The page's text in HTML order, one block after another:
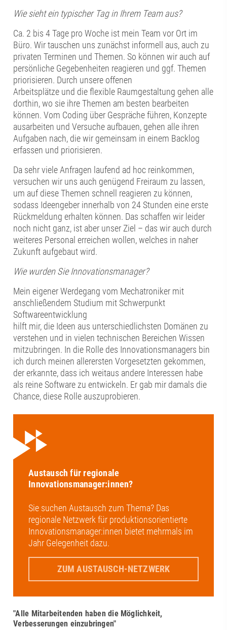
Wie sieht ein typischer Tag in Ihrem Team aus?
Ca. 2 bis 4 Tage pro Woche ist mein Team vor Ort im
Büro. Wir tauschen uns zunächst informell aus, auch zu
privaten Terminen und Themen. So können wir auch auf
persönliche Gegebenheiten reagieren und ggf. Themen
priorisieren. Durch unsere offenen
Arbeitsplätze und die flexible Raumgestaltung gehen alle
dorthin, wo sie ihre Themen am besten bearbeiten
können. Vom Coding über Gespräche führen, Konzepte
ausarbeiten und Versuche aufbauen, gehen alle ihren
Aufgaben nach, die wir gemeinsam in einem Backlog
erfassen und priorisieren.
Da sehr viele Anfragen laufend ad hoc reinkommen,
versuchen wir uns auch genügend Freiraum zu lassen,
um auf diese Themen schnell reagieren zu können,
sodass Ideengeber innerhalb von 24 Stunden eine erste
Rückmeldung erhalten können. Das schaffen wir leider
noch nicht ganz, ist aber unser Ziel – das wir auch durch
weiteres Personal erreichen wollen, welches in naher
Zukunft aufgebaut wird.
Wie wurden Sie Innovationsmanager?
Mein eigener Werdegang vom Mechatroniker mit
anschließendem Studium mit Schwerpunkt
Softwareentwicklung
hilft mir, die Ideen aus unterschiedlichsten Domänen zu
verstehen und in vielen technischen Bereichen Wissen
mitzubringen. In die Rolle des Innovationsmanagers bin
ich durch meinen allerersten Vorgesetzten gekommen,
der erkannte, dass ich weitaus andere Interessen habe
als reine Software zu entwickeln. Er gab mir damals die
Chance, diese Rolle auszuprobieren.
Austausch für regionale
Innovationsmanager:innen?
Sie suchen Austausch zum Thema? Das
regionale Netzwerk für produktionsorientierte
Innovationsmanager:innen bietet mehrmals im
Jahr Gelegenheit dazu.
ZUM AUSTAUSCH-NETZWERK
"Alle Mitarbeitenden haben die Möglichkeit,
Verbesserungen einzubringen"